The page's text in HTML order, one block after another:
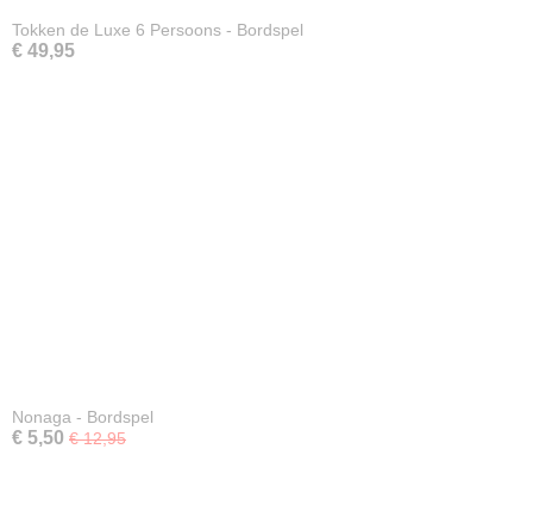
Tokken de Luxe 6 Persoons - Bordspel
€ 49,95
Nonaga - Bordspel
€ 5,50 € 12,95